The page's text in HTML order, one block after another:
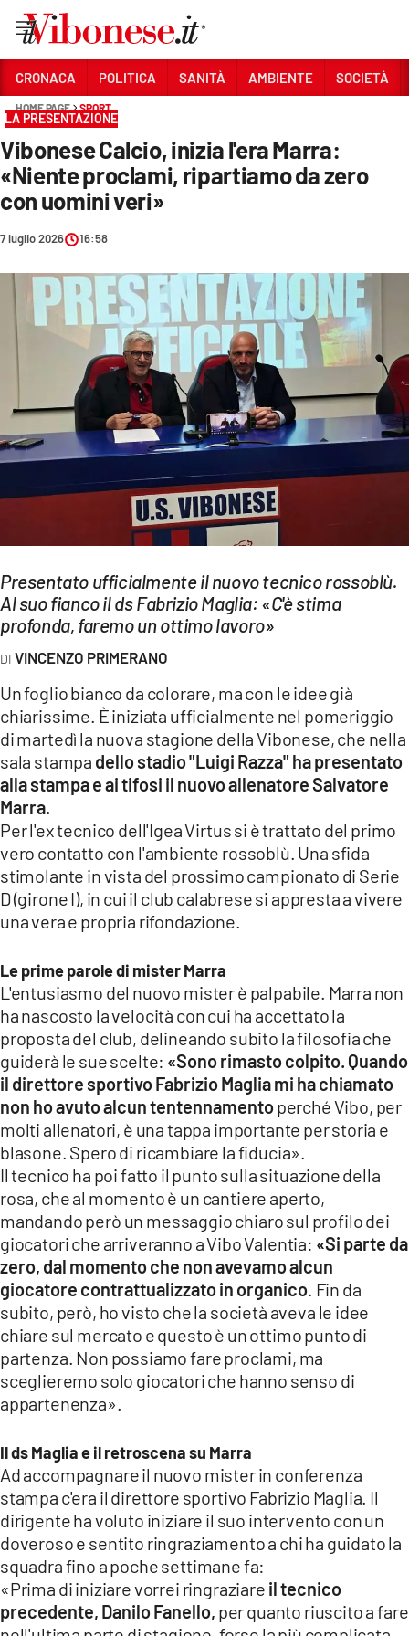
Sezioni
CRONACA
POLITICA
SOCIETÀ
ECONOMIA E LAVORO
EVENTI
SPORT
LAC TV
LAC NETWORK
LAC ONAIR
Network
LACPLAY.IT
LACTV.IT
LACONAIR.IT
LACITYMAG.IT
ILREGGINO.IT
COSENZACHANNEL.IT
CATANZAROCHANNEL.IT
LACAPITALENEWS.IT
App
ANDROID
APPLE
CRONACA POLITICA SANITÀ AMBIENTE SOCIETÀ
HOME PAGE SPORT
LA PRESENTAZIONE
Vibonese Calcio, inizia l'era Marra:
«Niente proclami, ripartiamo da zero
con uomini veri»
7 luglio 2026 16:58
Presentato ufficialmente il nuovo tecnico rossoblù.
Al suo fianco il ds Fabrizio Maglia: «C'è stima
profonda, faremo un ottimo lavoro»
VINCENZO PRIMERANO
Un foglio bianco da colorare, ma con le idee già
chiarissime. È iniziata ufficialmente nel pomeriggio
di martedì la nuova stagione della Vibonese, che nella
sala stampa dello stadio "Luigi Razza" ha presentato
alla stampa e ai tifosi il nuovo allenatore Salvatore
Marra.
Per l'ex tecnico dell'Igea Virtus si è trattato del primo
vero contatto con l'ambiente rossoblù. Una sfida
stimolante in vista del prossimo campionato di Serie
D (girone I), in cui il club calabrese si appresta a vivere
una vera e propria rifondazione.
Le prime parole di mister Marra
L'entusiasmo del nuovo mister è palpabile. Marra non
ha nascosto la velocità con cui ha accettato la
proposta del club, delineando subito la filosofia che
guiderà le sue scelte: «Sono rimasto colpito. Quando
il direttore sportivo Fabrizio Maglia mi ha chiamato
non ho avuto alcun tentennamentoperché Vibo, per
molti allenatori, è una tappa importante per storia e
blasone. Spero di ricambiare la fiducia».
Il tecnico ha poi fatto il punto sulla situazione della
rosa, che al momento è un cantiere aperto,
mandando però un messaggio chiaro sul profilo dei
giocatori che arriveranno a Vibo Valentia: «Si parte da
zero, dal momento che non avevamo alcun
giocatore contrattualizzato in organico . Fin da
subito, però, ho visto che la società aveva le idee
chiare sul mercato e questo è un ottimo punto di
partenza. Non possiamo fare proclami, ma
sceglieremo solo giocatori che hanno senso di
appartenenza».
Il ds Maglia e il retroscena su Marra
Ad accompagnare il nuovo mister in conferenza
stampa c'era il direttore sportivo Fabrizio Maglia. Il
dirigente ha voluto iniziare il suo intervento con un
doveroso e sentito ringraziamento a chi ha guidato la
squadra fino a poche settimane fa:
«Prima di iniziare vorrei ringraziare il tecnico
precedente, Danilo Fanello, per quanto riuscito a fare